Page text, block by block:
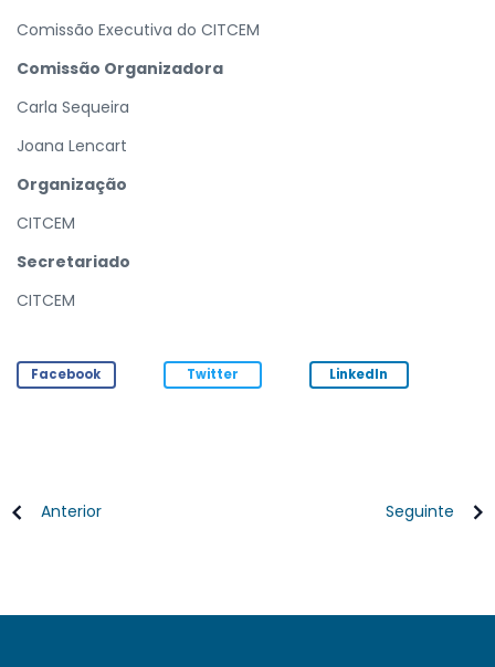
Comissão Executiva do CITCEM
Comissão Organizadora
Carla Sequeira
Joana Lencart
Organização
CITCEM
Secretariado
CITCEM
Facebook Twitter LinkedIn
Anterior Seguinte